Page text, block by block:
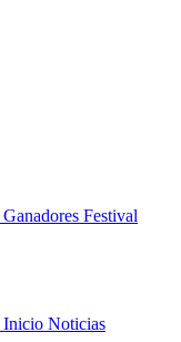
Ganadores Festival
Inicio Noticias